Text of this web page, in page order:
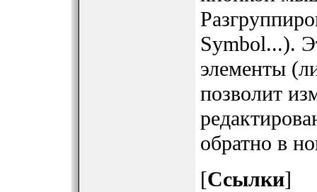
Symbol...).
элементы
позволит
обратно в
[Ссылки]